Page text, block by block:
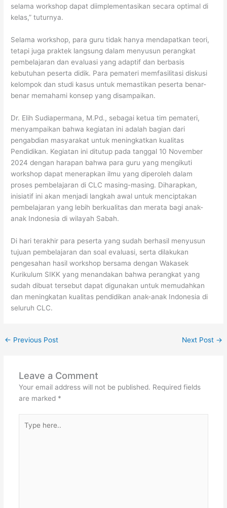
selama workshop dapat diimplementasikan secara optimal di
kelas,” tuturnya.
Selama workshop, para guru tidak hanya mendapatkan teori,
tetapi juga praktek langsung dalam menyusun perangkat
pembelajaran dan evaluasi yang adaptif dan berbasis
kebutuhan peserta didik. Para pemateri memfasilitasi diskusi
kelompok dan studi kasus untuk memastikan peserta benar-
benar memahami konsep yang disampaikan.
Dr. Elih Sudiapermana, M.Pd., sebagai ketua tim pemateri,
menyampaikan bahwa kegiatan ini adalah bagian dari
pengabdian masyarakat untuk meningkatkan kualitas
Pendidikan. Kegiatan ini ditutup pada tanggal 10 November
2024 dengan harapan bahwa para guru yang mengikuti
workshop dapat menerapkan ilmu yang diperoleh dalam
proses pembelajaran di CLC masing-masing. Diharapkan,
inisiatif ini akan menjadi langkah awal untuk menciptakan
pembelajaran yang lebih berkualitas dan merata bagi anak-
anak Indonesia di wilayah Sabah.
Di hari terakhir para peserta yang sudah berhasil menyusun
tujuan pembelajaran dan soal evaluasi, serta dilakukan
pengesahan hasil workshop bersama dengan Wakasek
Kurikulum SIKK yang menandakan bahwa perangkat yang
sudah dibuat tersebut dapat digunakan untuk memudahkan
dan meningkatan kualitas pendidikan anak-anak Indonesia di
seluruh CLC.
← Previous Post Next Post →
Leave a Comment
Your email address will not be published. Required fields
are marked *
here..